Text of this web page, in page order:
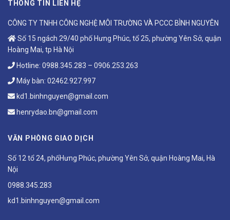
THÔNG TIN LIÊN HỆ
CÔNG TY TNHH CÔNG NGHỆ MÔI TRƯỜNG VÀ PCCC BÌNH NGUYÊN
Số 15 ngách 29/40 phố Hưng Phúc, tổ 25, phường Yên Sở, quận
Hoàng Mai, tp Hà Nội
Hotline: 0988.345.283 – 0906.253.263
Máy bàn: 02462.927.997
kd1.binhnguyen@gmail.com
henrydao.bn@gmail.com
VĂN PHÒNG GIAO DỊCH
Số 12 tổ 24, phốHưng Phúc, phường Yên Sở, quận Hoàng Mai, Hà
Nội
0988.345.283
kd1.binhnguyen@gmail.com